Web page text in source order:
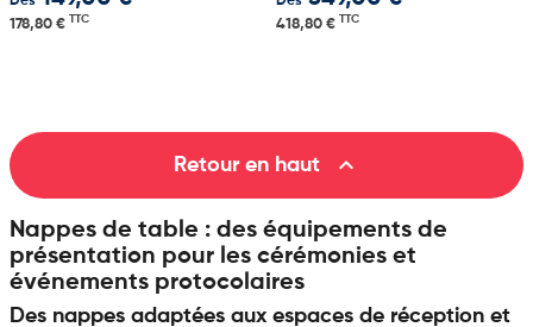
178,80 € TTC 418,80 € TTC
Retour en haut 
Nappes de table : des équipements de
présentation pour les cérémonies et
événements protocolaires
Des nappes adaptées aux espaces de réception et